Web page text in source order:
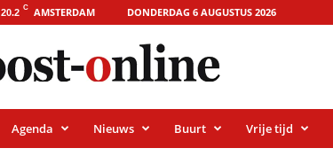
20.2 C AMSTERDAM DONDERDAG 6 AUGUSTUS 2026
Agenda Nieuws Buurt Vrije tijd